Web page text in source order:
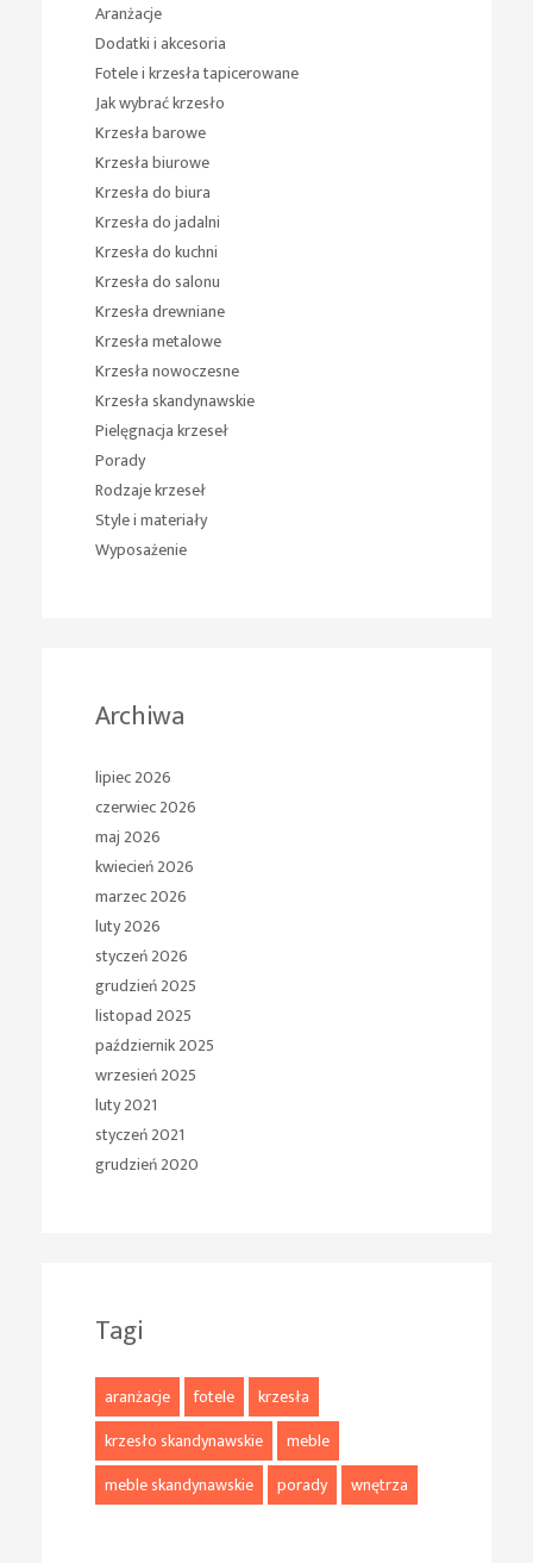
Aranżacje
Dodatki i akcesoria
Fotele i krzesła tapicerowane
Jak wybrać krzesło
Krzesła barowe
Krzesła biurowe
Krzesła do biura
Krzesła do jadalni
Krzesła do kuchni
Krzesła do salonu
Krzesła drewniane
Krzesła metalowe
Krzesła nowoczesne
Krzesła skandynawskie
Pielęgnacja krzeseł
Porady
Rodzaje krzeseł
Style i materiały
Wyposażenie
Archiwa
lipiec 2026
czerwiec 2026
maj 2026
kwiecień 2026
marzec 2026
luty 2026
styczeń 2026
grudzień 2025
listopad 2025
październik 2025
wrzesień 2025
luty 2021
styczeń 2021
grudzień 2020
Tagi
aranżacje fotele
krzesła
krzesło skandynawskie
meble
meble skandynawskie
porady wnętrza